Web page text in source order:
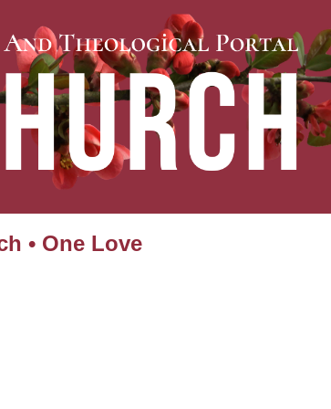
• One Love